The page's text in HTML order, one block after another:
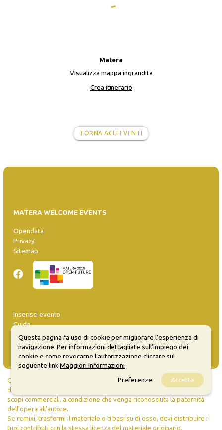
Matera
Visualizza mappa ingrandita
Crea itinerario
TORNA AGLI EVENTI
MATERA WELCOME EVENTS
Opendata
Privacy
Sitemap
Inserisci evento
Guida
FAQ
info@materaevents.it
Quanto realizzato è sottoposto a licenza CC-BY-SA che permette di
distribuire, modificare, creare opere derivate dall'originale, anche a
scopi commerciali, a condizione che venga riconosciuta la paternità
dell'opera all'autore.
Se remixi, trasformi il materiale o ti basi su di esso, devi distribuire i
tuoi contributi con la stessa licenza del materiale originario.
Questa pagina fa uso di cookie per migliorare l’esperienza di
navigazione. Per informazioni dettagliate sull’impiego dei
cookie e come revocarne l’autorizzazione cliccare sul
seguente linkMaggiori Informazioni
Preferenze
Accetta